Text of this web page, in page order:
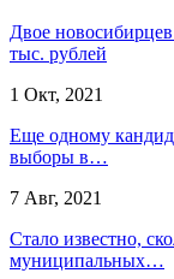
Двое
тыс. рублей
1 Окт, 2021
Еще одному
выборы в…
7 Авг, 2021
Стало известно,
муниципальных…